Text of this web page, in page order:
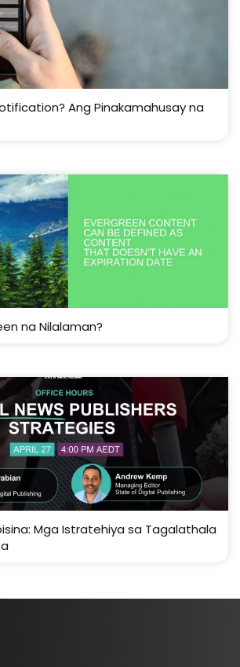
Ang Pinakamahusay na
na Nilalaman?
Mga Istratehiya sa Tagalathala